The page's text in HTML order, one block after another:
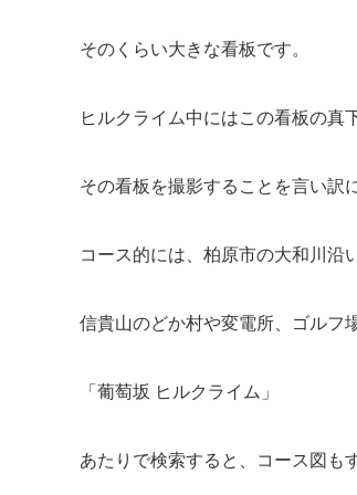
そのくらい大きな看板です。
ヒルクライム中にはこの看板の真
その看板を撮影することを言い訳
コース的には、柏原市の大和川沿
信貴山のどか村や変電所、ゴルフ
「葡萄坂 ヒルクライム」
あたりで検索すると、コース図も